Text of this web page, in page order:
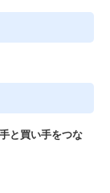
と買い手をつな